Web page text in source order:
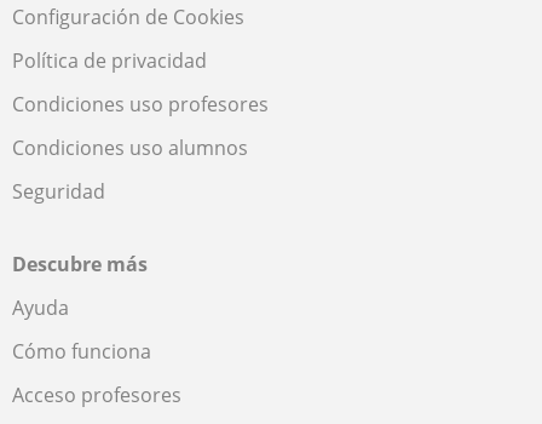
Configuración de Cookies
Política de privacidad
Condiciones uso profesores
Condiciones uso alumnos
Seguridad
Descubre más
Ayuda
Cómo funciona
Acceso profesores